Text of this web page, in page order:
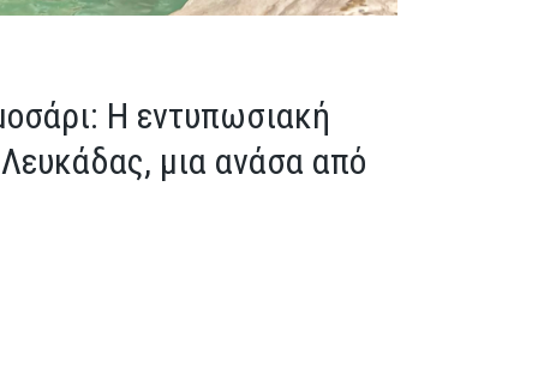
Η εντυπωσιακή
μια ανάσα από